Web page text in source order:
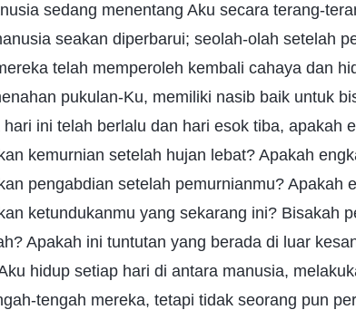
sedang menentang Aku secara terang-
seakan diperbarui; seolah-olah setelah
telah memperoleh kembali cahaya dan
pukulan-Ku, memiliki nasib baik untuk
ini telah berlalu dan hari esok tiba, apakah
kemurnian setelah hujan lebat? Apakah
pengabdian setelah pemurnianmu? Apakah
ketundukanmu yang sekarang ini? Bisakah
Apakah ini tuntutan yang berada di luar
hidup setiap hari di antara manusia,
tengah mereka, tetapi tidak seorang pun